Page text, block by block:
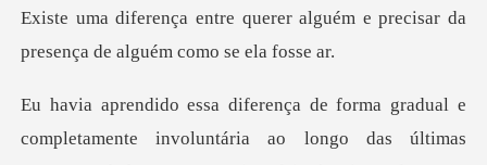
Histórico
er alguém e precisar da
presenç
o longo das últimas